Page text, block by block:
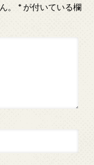
。 *が付いている欄